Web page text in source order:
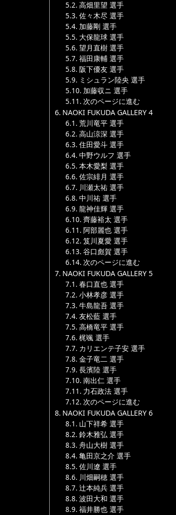
高畑里望 選手
佐々木尽 選手
加藤剛 選手
大保龍球 選手
望月直樹 選手
福田康輔 選手
阪下優友 選手
ミシュラン陸央 選手
加藤収ニ 選手
次のページに進む
NAOKI FUKUDA GALLERY 4
荒川竜平 選手
高山涼深 選手
住田愛斗 選手
中野ウルフ 選手
本木愛梨 選手
佐宗緋月 選手
川瀬太祐 選手
中川祐 選手
龍神佳輝 選手
齊藤裕太 選手
阿部麗也 選手
笈川夏愛 選手
谷口彪賀 選手
次のページに進む
NAOKI FUKUDA GALLERY 5
春口直也 選手
小林孝彦 選手
牛島龍吾 選手
友松藍 選手
高橋竜平 選手
梶颯 選手
カリエンテ子安 選手
金子竜二 選手
長濱陸 選手
南出仁 選手
力石政法 選手
次のページに進む
NAOKI FUKUDA GALLERY 6
山下祥希 選手
鈴木雅弘 選手
舟山大樹 選手
亀田京之介 選手
佐川遼 選手
川畑嗣穂 選手
辻本純兵 選手
波田大和 選手
福井勝也 選手